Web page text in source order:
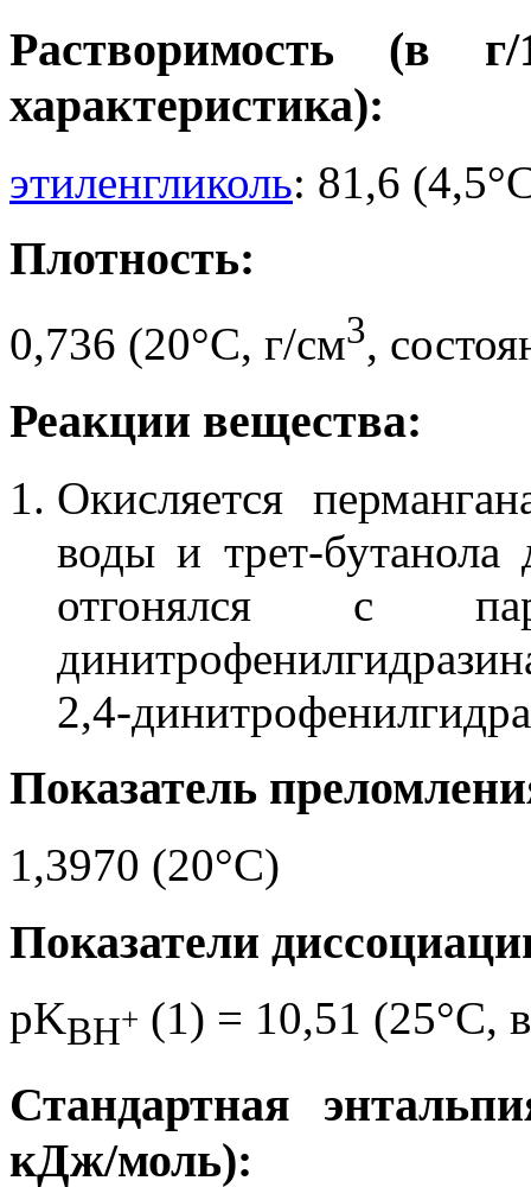
Растворимость (в
характеристика):
этиленгликоль: 81,6
Плотность:
0,736 (20°C, г/см3,
Реакции вещества:
Окисляется
воды и трет-бутанола
отгонялся с
2,4-
Показатель
1,3970 (20°C)
Показатели
pKBH+ (1) = 10,51 (25°C,
Стандартная
кДж/моль):